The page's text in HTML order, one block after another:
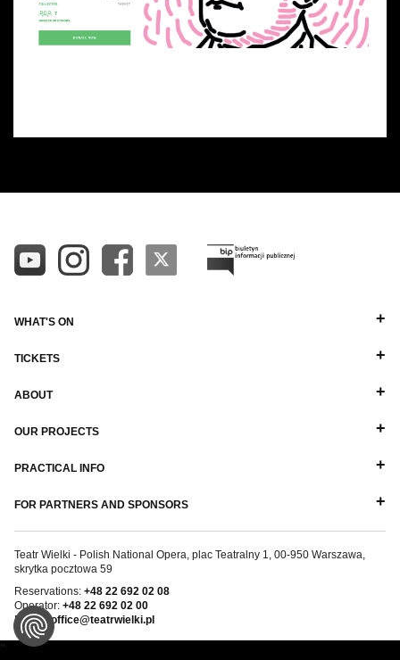
WHAT'S ON
TICKETS
ABOUT
OUR PROJECTS
PRACTICAL INFO
FOR PARTNERS AND SPONSORS
Teatr Wielki - Polish National Opera, plac Teatralny 1, 00-950 Warszawa,
skrytka pocztowa 59
Reservations: +48 22 692 02 08
Operator: +48 22 692 02 00
E-mail: office@teatrwielki.pl
''